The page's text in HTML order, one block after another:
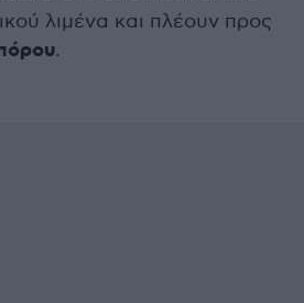
λιμένα και πλέουν προς
.